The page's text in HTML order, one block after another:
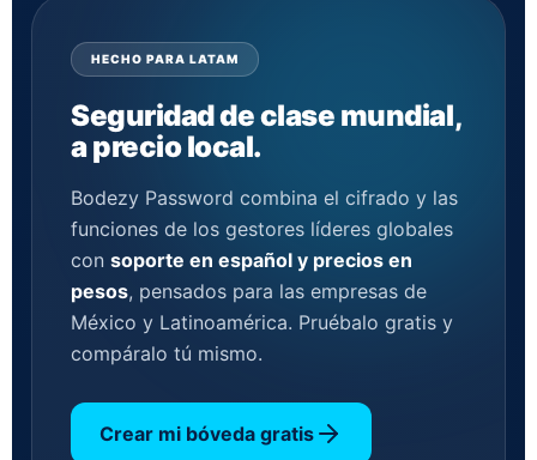
HECHO PARA LATAM
Seguridad de clase mundial,
a precio local.
Bodezy Password combina el cifrado y las
funciones de los gestores líderes globales
con soporte en español y precios en
pesos, pensados para las empresas de
México y Latinoamérica. Pruébalo gratis y
compáralo tú mismo.
Crear mi bóveda gratis